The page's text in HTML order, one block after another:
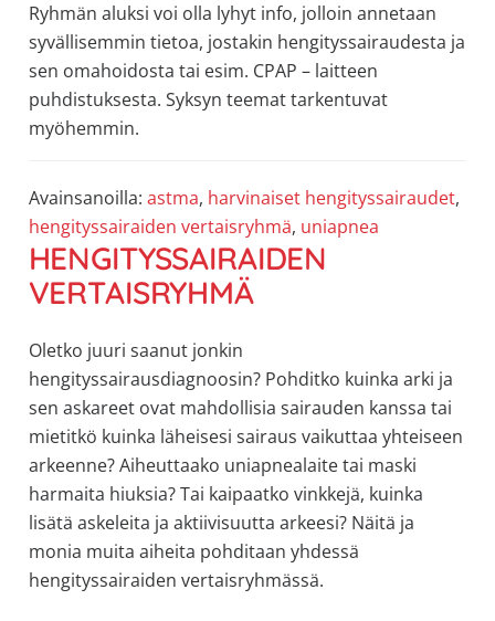
Ryhmän aluksi voi olla lyhyt info, jolloin annetaan
syvällisemmin tietoa, jostakin hengityssairaudesta ja
sen omahoidosta tai esim. CPAP – laitteen
puhdistuksesta. Syksyn teemat tarkentuvat
myöhemmin.
Avainsanoilla: astma, harvinaiset hengityssairaudet,
hengityssairaiden vertaisryhmä, uniapnea
HENGITYSSAIRAIDEN
VERTAISRYHMÄ
Oletko juuri saanut jonkin
hengityssairausdiagnoosin? Pohditko kuinka arki ja
sen askareet ovat mahdollisia sairauden kanssa tai
mietitkö kuinka läheisesi sairaus vaikuttaa yhteiseen
arkeenne? Aiheuttaako uniapnealaite tai maski
harmaita hiuksia? Tai kaipaatko vinkkejä, kuinka
lisätä askeleita ja aktiivisuutta arkeesi? Näitä ja
monia muita aiheita pohditaan yhdessä
hengityssairaiden vertaisryhmässä.